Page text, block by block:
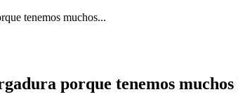
tenemos muchos...
porque tenemos